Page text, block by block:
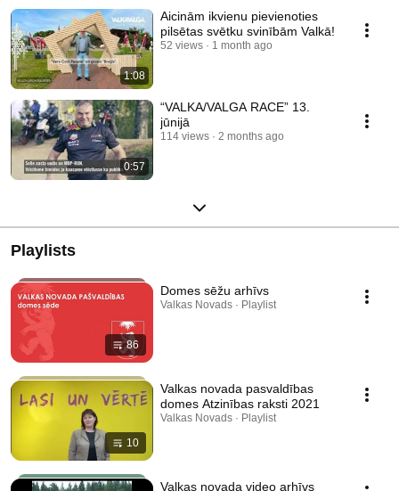
1:08
Aicinām ikvienu pievienoties
pilsētas svētku svinībām Valkā!
52 views 1 month ago
0:57
“VALKA/VALGA RACE” 13.
jūnijā
114 views 2 months ago
Playlists
86
Domes sēžu arhīvs
Valkas Novads · Playlist
10
Valkas novada pasvaldības
domes Atzinības raksti 2021
Valkas Novads · Playlist
Valkas novada video arhīvs